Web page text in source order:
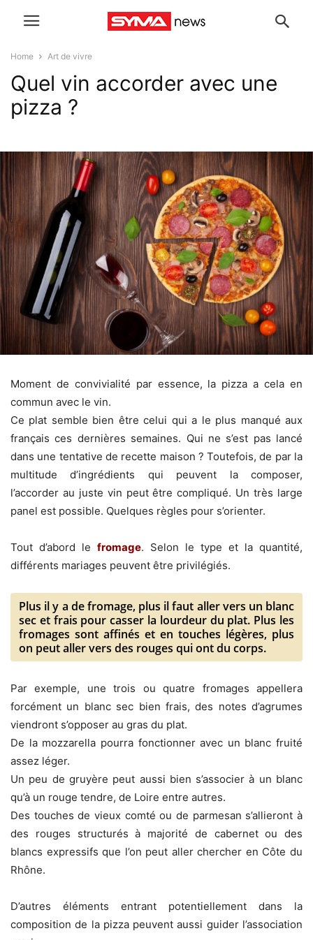
Home Art de vivre
Quel vin accorder avec une
pizza ?
Moment de convivialité par essence, la pizza a cela en
commun avec le vin.
Ce plat semble bien être celui qui a le plus manqué aux
français ces dernières semaines. Qui ne s’est pas lancé
dans une tentative de recette maison ? Toutefois, de par la
multitude d’ingrédients qui peuvent la composer,
l’accorder au juste vin peut être compliqué. Un très large
panel est possible. Quelques règles pour s’orienter.
Tout d’abord le fromage. Selon le type et la quantité,
différents mariages peuvent être privilégiés.
Plus il y a de fromage, plus il faut aller vers un blanc
sec et frais pour casser la lourdeur du plat. Plus les
fromages sont affinés et en touches légères, plus
on peut aller vers des rouges qui ont du corps.
Par exemple, une trois ou quatre fromages appellera
forcément un blanc sec bien frais, des notes d’agrumes
viendront s’opposer au gras du plat.
De la mozzarella pourra fonctionner avec un blanc fruité
assez léger.
Un peu de gruyère peut aussi bien s’associer à un blanc
qu’à un rouge tendre, de Loire entre autres.
Des touches de vieux comté ou de parmesan s’allieront à
des rouges structurés à majorité de cabernet ou des
blancs expressifs que l’on peut aller chercher en Côte du
Rhône.
D’autres éléments entrant potentiellement dans la
composition de la pizza peuvent aussi guider l’association